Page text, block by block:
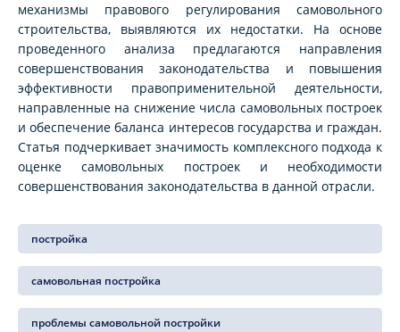
механизмы правового регулирования самовольного
строительства, выявляются их недостатки. На основе
проведенного анализа предлагаются направления
совершенствования законодательства и повышения
эффективности правоприменительной деятельности,
направленные на снижение числа самовольных построек
и обеспечение баланса интересов государства и граждан.
Статья подчеркивает значимость комплексного подхода к
оценке самовольных построек и необходимости
совершенствования законодательства в данной отрасли.
постройка
самовольная постройка
проблемы самовольной постройки